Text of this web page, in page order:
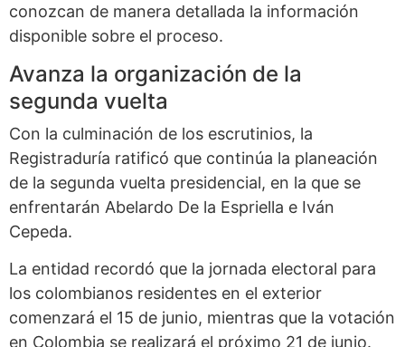
conozcan de manera detallada la información
disponible sobre el proceso.
Avanza la organización de la
segunda vuelta
Con la culminación de los escrutinios, la
Registraduría ratificó que continúa la planeación
de la segunda vuelta presidencial, en la que se
enfrentarán Abelardo De la Espriella e Iván
Cepeda.
La entidad recordó que la jornada electoral para
los colombianos residentes en el exterior
comenzará el 15 de junio, mientras que la votación
en Colombia se realizará el próximo 21 de junio.